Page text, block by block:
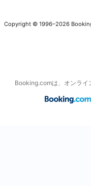
Copyright © 1996–2026
Booking.comは、オンライ